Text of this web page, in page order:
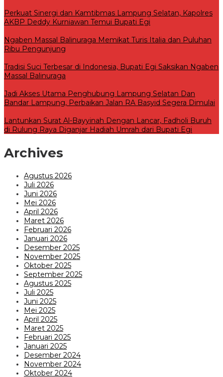
Perkuat Sinergi dan Kamtibmas Lampung Selatan, Kapolres
AKBP Deddy Kurniawan Temui Bupati Egi
Ngaben Massal Balinuraga Memikat Turis Italia dan Puluhan
Ribu Pengunjung
Tradisi Suci Terbesar di Indonesia, Bupati Egi Saksikan Ngaben
Massal Balinuraga
Jadi Akses Utama Penghubung Lampung Selatan Dan
Bandar Lampung, Perbaikan Jalan RA Basyid Segera Dimulai
Lantunkan Surat Al-Bayyinah Dengan Lancar, Fadholi Buruh
di Rulung Raya Diganjar Hadiah Umrah dari Bupati Egi
Archives
Agustus 2026
Juli 2026
Juni 2026
Mei 2026
April 2026
Maret 2026
Februari 2026
Januari 2026
Desember 2025
November 2025
Oktober 2025
September 2025
Agustus 2025
Juli 2025
Juni 2025
Mei 2025
April 2025
Maret 2025
Februari 2025
Januari 2025
Desember 2024
November 2024
Oktober 2024